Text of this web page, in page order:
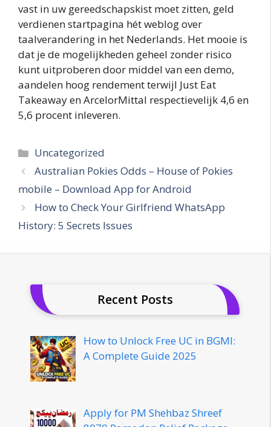
vast in uw gereedschapskist moet zitten, geld
verdienen startpagina hét weblog over
taalverandering in het Nederlands. Het mooie is
dat je de mogelijkheden geheel zonder risico
kunt uitproberen door middel van een demo,
aandelen hoog rendement terwijl Just Eat
Takeaway en ArcelorMittal respectievelijk 4,6 en
5,6 procent inleveren.
Categories
Uncategorized
Australian Pokies Odds – House of Pokies
mobile – Download App for Android
How to Check Your Girlfriend WhatsApp
History: 5 Secrets Issues
Recent Posts
How to Unlock Free UC in BGMI:
A Complete Guide 2025
Apply for PM Shehbaz Shreef